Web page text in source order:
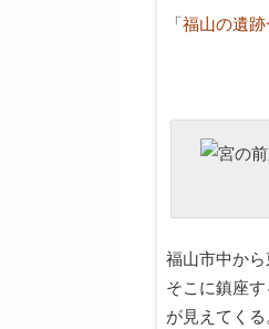
「福山の遺
福山市中か
そこに鎮座
が見えてくる